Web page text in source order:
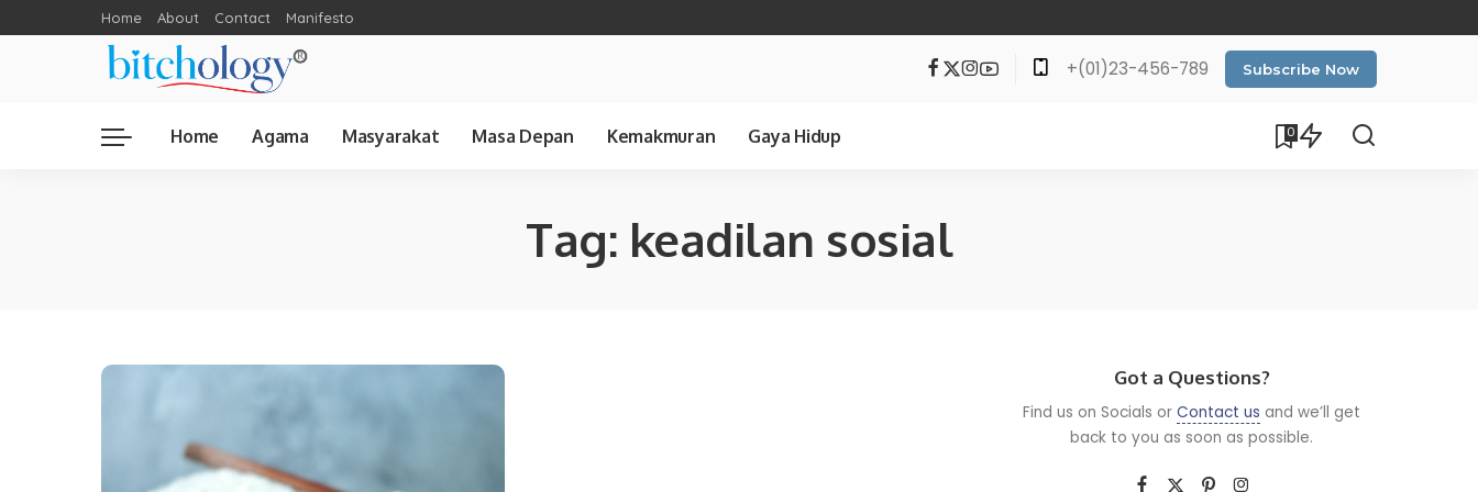
Home About Contact Manifesto
+(01)23-456-789 Subscribe Now
Home Agama Masyarakat Masa Depan Kemakmuran Gaya Hidup 0
Tag: keadilan sosial
Got a Questions?
Find us on Socials orContact us and we’ll get
back to you as soon as possible.